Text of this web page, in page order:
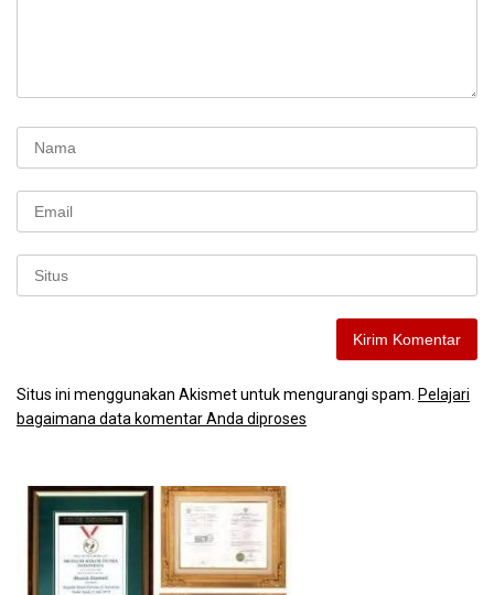
Situs ini menggunakan Akismet untuk mengurangi spam. Pelajari
bagaimana data komentar Anda diproses